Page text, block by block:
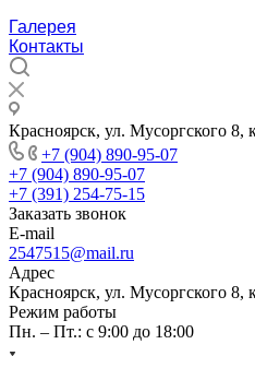
Галерея
Контакты
Красноярск, ул. Мусоргского 8,
+7 (904) 890-95-07
+7 (904) 890-95-07
+7 (391) 254-75-15
Заказать звонок
E-mail
2547515@mail.ru
Адрес
Красноярск, ул. Мусоргского 8,
Режим работы
Пн. – Пт.: с 9:00 до 18:00